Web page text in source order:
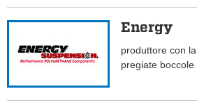
Energy
produttore con
pregiate boccole